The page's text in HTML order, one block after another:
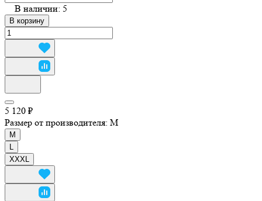
В наличии: 5
В корзину
5 120 ₽
Размер от производителя: M
M
XXXL